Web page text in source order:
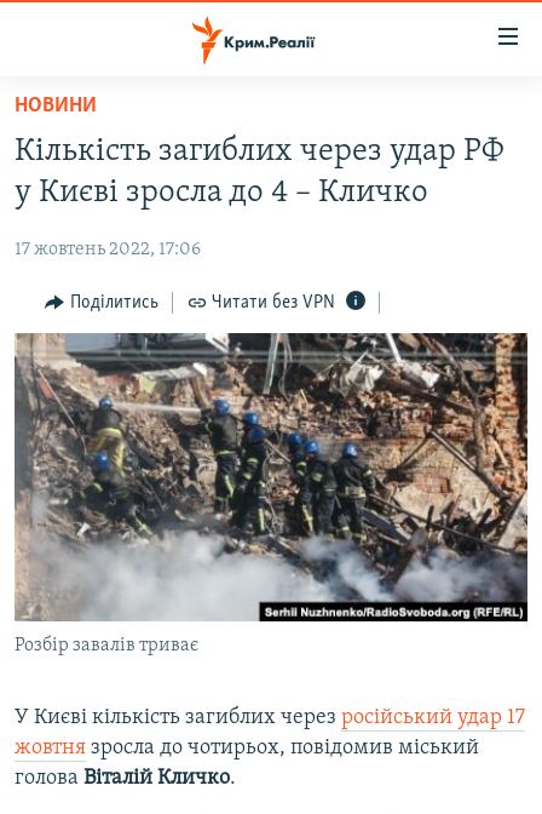
Перейти
основного
матеріалу
Перейти
до
навігації
Перейти
до
пошуку
ВІДЕО ТА ФОТО
ПОЛІТИКА
БЛОГИ
ПОГЛЯД
ІНТЕРВ'Ю
ВСЕ ЗА ДЕНЬ
СПЕЦПРОЕКТИ
ДЕПОРТАЦІЯ
ВІДЕОУРОКИ «ELIFBE»
СВІДЧЕННЯ ОКУПАЦІЇ
УКРАЇНСЬКА ПРОБЛЕМА КРИМУ
ЯК ОБІЙТИ БЛОКУВАННЯ
Русский
Qırımtatar
НОВИНИ
Кількість загиблих через удар РФ
у Києві зросла до 4 – Кличко
17 жовтень 2022, 17:06
Поділитись Читати без VPN
Розбір завалів триває
У Києві кількість загиблих через російський удар 17
жовтня зросла до чотирьох, повідомив міський
голова Віталій Кличко.